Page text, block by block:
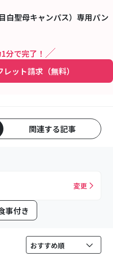
白聖母キャンパス） 専用パン
分で完了！
ット請求（無料）
関連する記事
変更
事付き